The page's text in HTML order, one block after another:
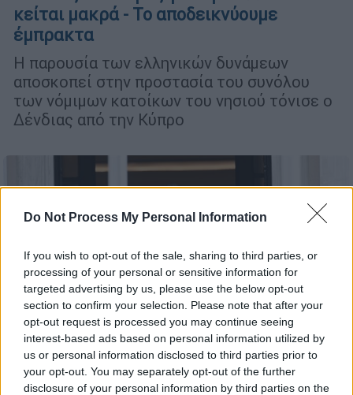
Do Not Process My Personal Information
If you wish to opt-out of the sale, sharing to third parties, or
processing of your personal or sensitive information for
targeted advertising by us, please use the below opt-out
section to confirm your selection. Please note that after your
opt-out request is processed you may continue seeing
interest-based ads based on personal information utilized by
us or personal information disclosed to third parties prior to
your opt-out. You may separately opt-out of the further
disclosure of your personal information by third parties on the
κείται μακρά - Το αποδεικνύουμε
έμπρακτα
Η παρουσία των ελληνικών δυνάμεων
αποσκοπεί στην προστασία του συνόλου
των νόμιμων κατοίκων του νησιού τόνισε ο
Δένδιας από την Κύπρο